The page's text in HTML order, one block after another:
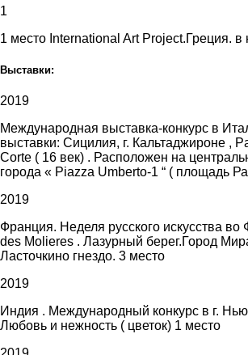
1
1 место International Art Project.Греция.
Выставки:
2019
Международная выставка-конкурс в
выставки: Сицилия, г. Кальтаджироне ,
Corte ( 16 век) . Расположен на
города « Piazza Umberto-1 “ ( площадь
2019
Франция. Неделя русского искусства
des Molieres . Лазурный берег.Город
Ласточкино гнездо. 3 место
2019
Индия . Международный конкурс в г.
Любовь и нежность ( цветок) 1 место